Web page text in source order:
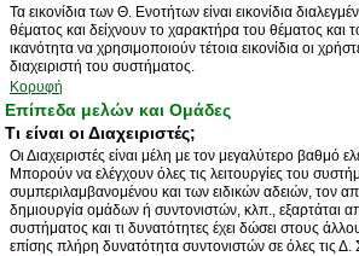
Τα εικονίδια των Θ. Ενοτήτων είναι εικονίδια
θέματος και δείχνουν το χαρακτήρα του θέματος και
ικανότητα να χρησιμοποιούν τέτοια εικονίδια οι
διαχειριστή του συστήματος.
Κορυφή
Επίπεδα μελών και Ομάδες
Τι είναι οι Διαχειριστές;
Οι Διαχειριστές είναι μέλη με τον μεγαλύτερο βαθμό
Μπορούν να ελέγχουν όλες τις λειτουργίες του
συμπεριλαμβανομένου και των ειδικών αδειών, τον
δημιουργία ομάδων ή συντονιστών, κλπ., εξαρτάται
συστήματος και τι δυνατότητες έχει δώσει στους
επίσης πλήρη δυνατότητα συντονιστών σε όλες τις Δ.